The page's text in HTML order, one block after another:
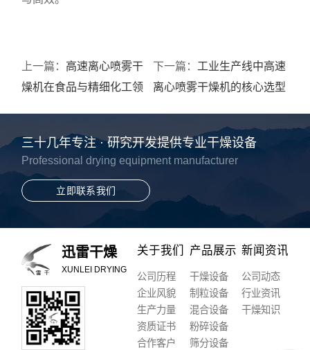
上一篇： 高速离心喷雾干
燥机在食品与精细化工领
下一篇： 工业生产线中高速
离心喷雾干燥机的核心选型
三十几年专注 · 研究开发提供专业干燥设备
Professional drying equipment manufacturer
立即联系我们
迅雷干燥
XUNLEI DRYING
关于我们
公司历程
企业风貌
生产力量
资质证书
合作客户
产品展示
干燥设备
制粒设备
混合设备
粉碎设备
筛分设备
新闻资讯
公司动态
行业资讯
干燥知识